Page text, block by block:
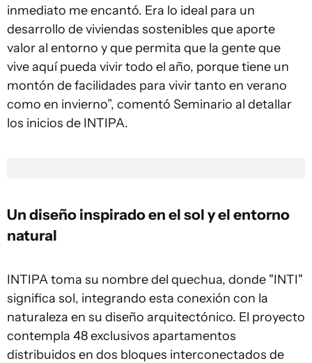
inmediato me encantó. Era lo ideal para un
desarrollo de viviendas sostenibles que aporte
valor al entorno y que permita que la gente que
vive aquí pueda vivir todo el año, porque tiene un
montón de facilidades para vivir tanto en verano
como en invierno”, comentó Seminario al detallar
los inicios de INTIPA.
Un diseño inspirado en el sol y el entorno
natural
INTIPA toma su nombre del quechua, donde "INTI"
significa sol, integrando esta conexión con la
naturaleza en su diseño arquitectónico. El proyecto
contempla 48 exclusivos apartamentos
distribuidos en dos bloques interconectados de